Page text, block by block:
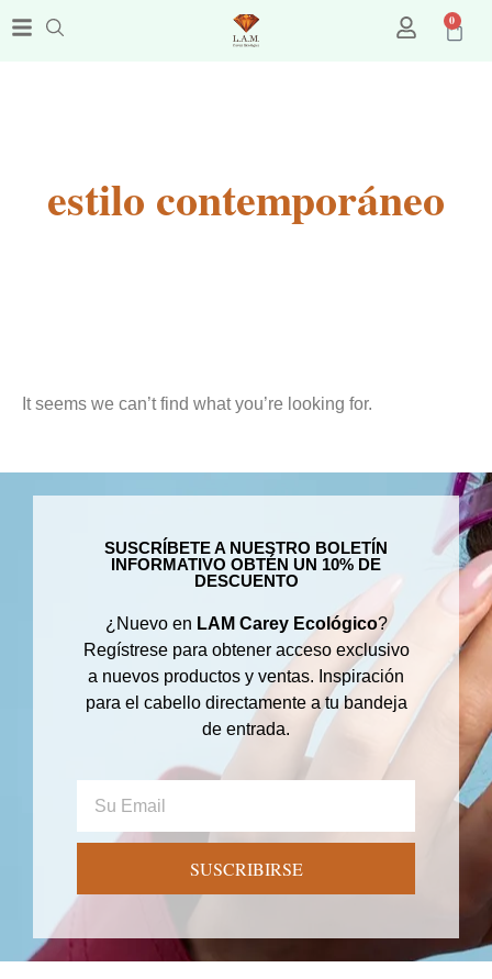
0
estilo contemporáneo
It seems we can’t find what you’re looking for.
SUSCRÍBETE A NUESTRO BOLETÍN
INFORMATIVO OBTÉN UN 10% DE
DESCUENTO
¿Nuevo en LAM Carey Ecológico?
Regístrese para obtener acceso exclusivo
a nuevos productos y ventas. Inspiración
para el cabello directamente a tu bandeja
de entrada.
SUSCRIBIRSE